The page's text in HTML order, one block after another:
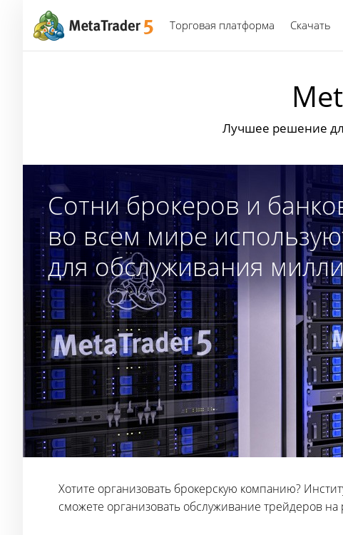
Торговая платформа Скачать
Лучшее решение
Сотни брокеров и
во всем мире
для обслуживания
Хотите организовать брокерскую компанию?
сможете организовать обслуживание трейдеров